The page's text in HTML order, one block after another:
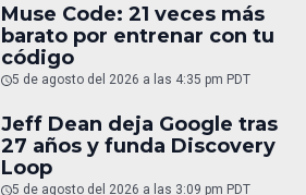
Muse Code: 21 veces más
barato por entrenar con tu
código
5 de agosto del 2026 a las 4:35 pm PDT
Jeff Dean deja Google tras
27 años y funda Discovery
Loop
5 de agosto del 2026 a las 3:09 pm PDT